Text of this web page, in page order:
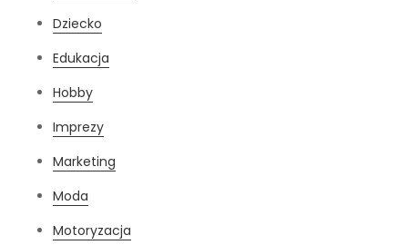
Dziecko
Edukacja
Hobby
Imprezy
Marketing
Moda
Motoryzacja